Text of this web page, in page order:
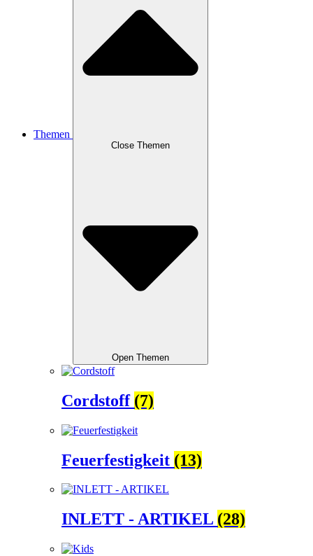
Themen
Close Themen
Open Themen
Cordstoff (7)
Feuerfestigkeit (13)
INLETT - ARTIKEL (28)